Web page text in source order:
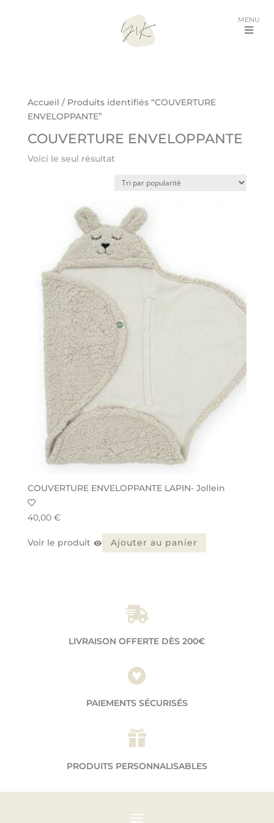
MENU
Accueil / Produits identifiés “COUVERTURE
ENVELOPPANTE”
COUVERTURE ENVELOPPANTE
Voici le seul résultat
COUVERTURE ENVELOPPANTE LAPIN- Jollein
40,00 €
Voir le produit Ajouter au panier

LIVRAISON OFFERTE DÈS 200€

PAIEMENTS SÉCURISÉS

PRODUITS PERSONNALISABLES